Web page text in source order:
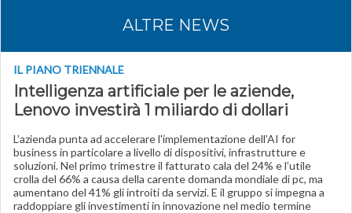
ALTRE NEWS
IL PIANO TRIENNALE
Intelligenza artificiale per le aziende,
Lenovo investirà 1 miliardo di dollari
L’azienda punta ad accelerare l'implementazione dell’AI for
business in particolare a livello di dispositivi, infrastrutture e
soluzioni. Nel primo trimestre il fatturato cala del 24% e l’utile
crolla del 66% a causa della carente domanda mondiale di pc, ma
aumentano del 41% gli introiti da servizi. E il gruppo si impegna a
raddoppiare gli investimenti in innovazione nel medio termine